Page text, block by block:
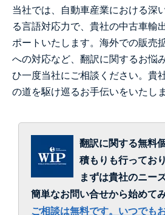
当社では、自動車産業における深
る言語対応力で、貴社の中古車輸
ポートいたします。海外での販売
への対応など、翻訳に関するお悩
ひ一度当社にご相談ください。貴
の道を駆け巡るお手伝いをいたしま
翻訳に関する無料
積もりも行ってお
まずは貴社のニー
簡単なお問い合せから始めて
ご相談は無料です。いつでも